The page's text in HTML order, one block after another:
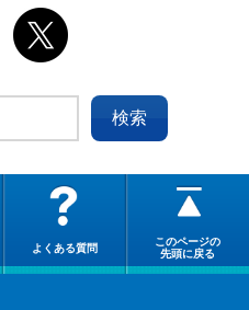
よくある質問
このページの
先頭に戻る